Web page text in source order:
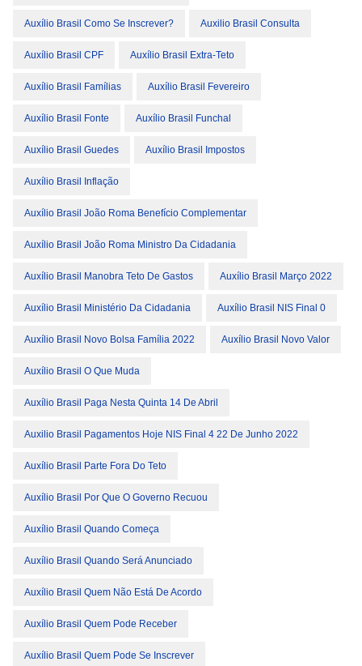
Auxílio Brasil Como Se Inscrever? Auxilio Brasil Consulta
Auxílio Brasil CPF Auxílio Brasil Extra-Teto
Auxílio Brasil Famílias Auxílio Brasil Fevereiro
Auxílio Brasil Fonte Auxílio Brasil Funchal
Auxílio Brasil Guedes Auxílio Brasil Impostos
Auxílio Brasil Inflação
Auxílio Brasil João Roma Benefício Complementar
Auxílio Brasil João Roma Ministro Da Cidadania
Auxílio Brasil Manobra Teto De Gastos Auxílio Brasil Março 2022
Auxílio Brasil Ministério Da Cidadania Auxílio Brasil NIS Final 0
Auxílio Brasil Novo Bolsa Família 2022 Auxílio Brasil Novo Valor
Auxílio Brasil O Que Muda
Auxílio Brasil Paga Nesta Quinta 14 De Abril
Auxilio Brasil Pagamentos Hoje NIS Final 4 22 De Junho 2022
Auxílio Brasil Parte Fora Do Teto
Auxílio Brasil Por Que O Governo Recuou
Auxílio Brasil Quando Começa
Auxílio Brasil Quando Será Anunciado
Auxílio Brasil Quem Não Está De Acordo
Auxílio Brasil Quem Pode Receber
Auxílio Brasil Quem Pode Se Inscrever